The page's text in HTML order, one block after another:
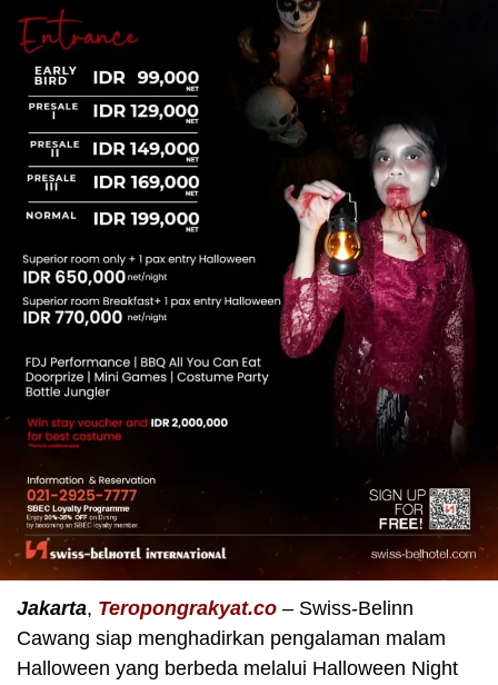
Jakarta, Teropongrakyat.co – Swiss-Belinn
Cawang siap menghadirkan pengalaman malam
Halloween yang berbeda melalui Halloween Night